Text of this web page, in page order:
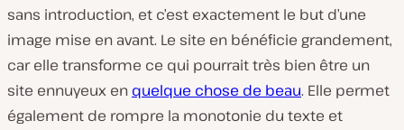
sans introduction, et c’est exactement le but d’une
image mise en avant. Le site en bénéficie grandement,
car elle transforme ce qui pourrait très bien être un
site ennuyeux en quelque chose de beau. Elle permet
également de rompre la monotonie du texte et